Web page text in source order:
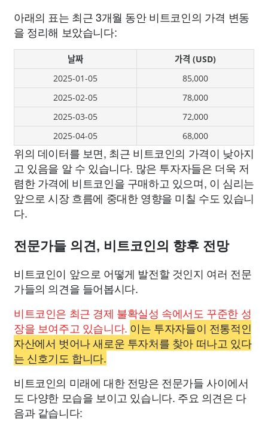
아래의 표는 최근 3개월 동안 비트코인의 가격 변동
을 정리해 보았습니다:
날짜
가격 (USD)
2025-01-05
85,000
2025-02-05
78,000
2025-03-05
72,000
2025-04-05
68,000
위의 데이터를 보면, 최근 비트코인의 가격이 낮아지
고 있음을 알 수 있습니다. 많은 투자자들은 더욱 저
렴한 가격에 비트코인을 구매하고 있으며, 이 심리는
앞으로 시장 흐름에 중대한 영향을 미칠 수도 있습니
다.
전문가들 의견, 비트코인의 향후 전망
비트코인이 앞으로 어떻게 발전할 것인지 여러 전문
가들의 의견을 들어봅시다.
비트코인은 최근 경제 불확실성 속에서도 꾸준한 성
장을 보여주고 있습니다. 이는 투자자들이 전통적인
자산에서 벗어나 새로운 투자처를 찾아 떠나고 있다
는 신호기도 합니다.
비트코인의 미래에 대한 전망은 전문가들 사이에서
도 다양한 모습을 보이고 있습니다. 주요 의견은 다
음과 같습니다: